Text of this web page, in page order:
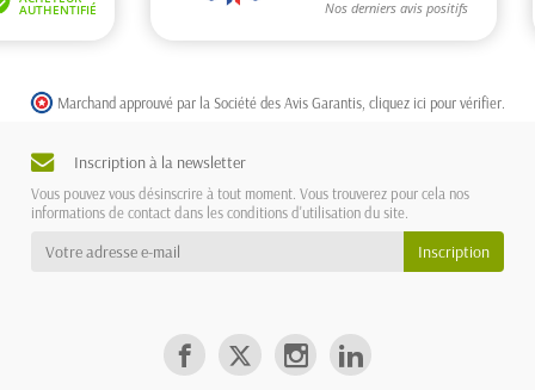
Marchand approuvé par la Société des Avis Garantis, cliquez ici pour vérifier
Inscription à la newsletter
Vous pouvez vous désinscrire à tout moment. Vous trouverez pour cela nos
informations de contact dans les conditions d'utilisation du site.